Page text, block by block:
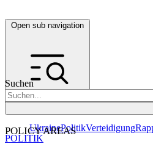
Open sub navigation
Suchen
POLICY AREAS
UkrainePolitikVerteidigung
POLITIK